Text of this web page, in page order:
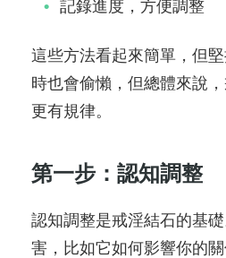
記錄進度，方便調整
這些方法看起來簡單，但
時也會偷懶，但總體來說
更有規律。
第一步：認知調整
認知調整是戒淫結石的基
害，比如它如何影響你的